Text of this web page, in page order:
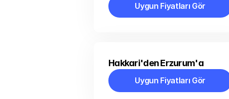
Uygun Fiyatları Gör
Uygun Fiyatları Gör
Hakkari'den Erzurum'a
Uygun Fiyatları Gör
Uygun Fiyatları Gör